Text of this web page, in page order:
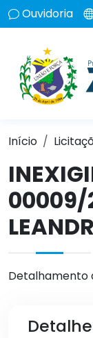
Ouvidoria
Início
00009/
Detalhamento